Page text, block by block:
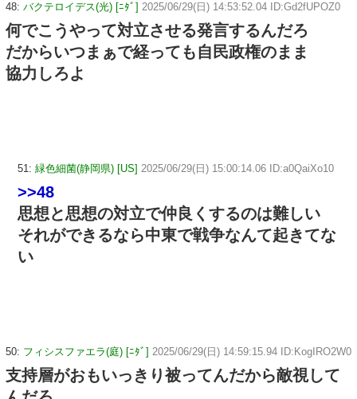
48: バクテロイデス(光) [ﾆﾀﾞ] 2025/06/29(日) 14:53:52.04 ID:Gd2fUPOZ0
何でこうやって対立させる発言するんだろ
だからいつまぁで経っても自民政権のまま
協力しろよ
51: 緑色細菌(静岡県) [US] 2025/06/29(日) 15:00:14.06 ID:a0QaiXo10
>>48
思想と思想の対立で仲良くするのは難しい
それができるなら中東で戦争なんて起きてな
い
50: フィシスファエラ(庭) [ﾆﾀﾞ] 2025/06/29(日) 14:59:15.94 ID:KogIRO2W0
支持層がおもいっきり被ってんだから敵視して